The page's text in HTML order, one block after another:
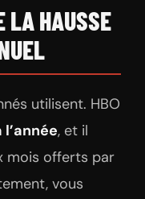
LA HAUSSE
utilisent. HBO
, et il
mois offerts par
vous